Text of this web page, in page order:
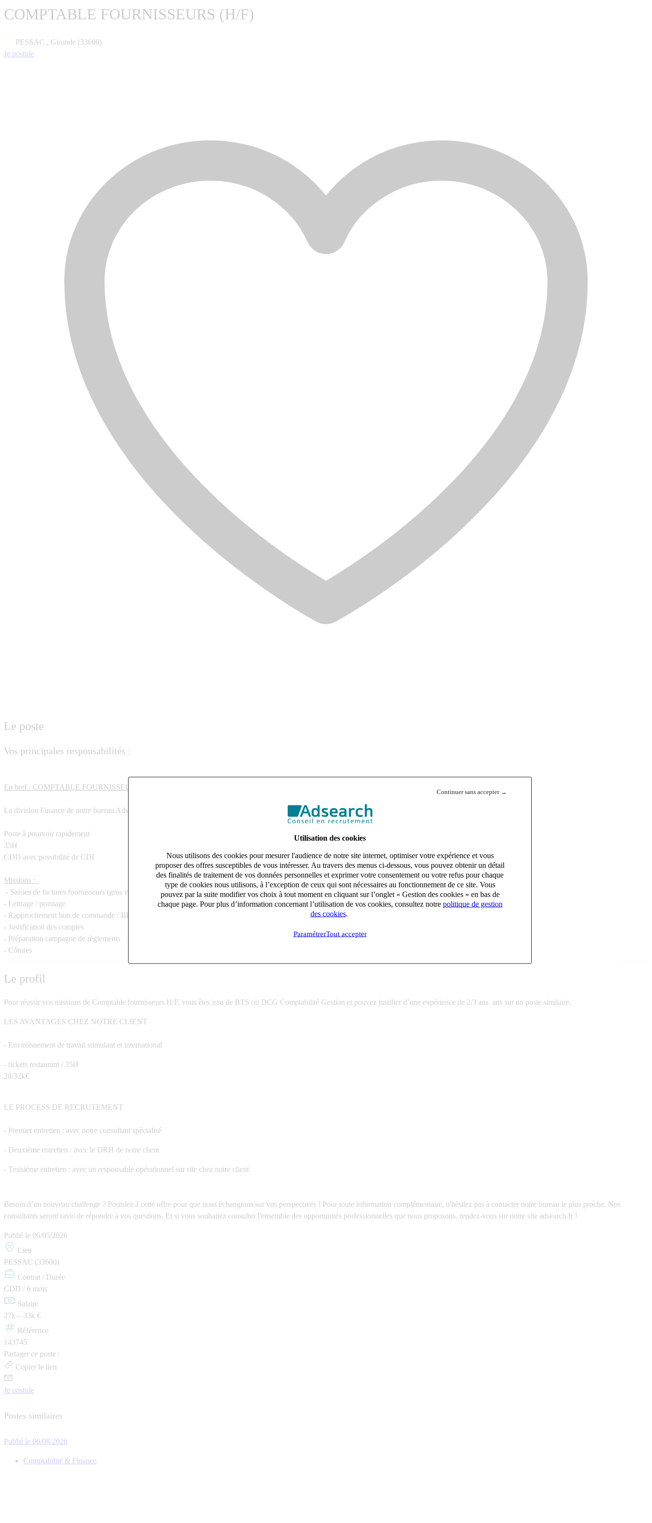
Continuer sans accepter →
Utilisation des cookies
Nous utilisons des cookies pour mesurer l'audience de notre site internet, optimiser votre expérience et vous
proposer des offres susceptibles de vous intéresser. Au travers des menus ci-dessous, vous pouvez obtenir un détail
des finalités de traitement de vos données personnelles et exprimer votre consentement ou votre refus pour chaque
type de cookies nous utilisons, à l’exception de ceux qui sont nécessaires au fonctionnement de ce site. Vous
pouvez par la suite modifier vos choix à tout moment en cliquant sur l’onglet « Gestion des cookies » en bas de
chaque page. Pour plus d’information concernant l’utilisation de vos cookies, consultez notre politique de gestion
des cookies.
ParamétrerTout accepter
COMPTABLE FOURNISSEURS (H/F)
PESSAC , Gironde (33600)
Je postule
Le poste
Vos principales responsabilités :
En bref : COMPTABLE FOURNISSEURS – CDD avec perspective de CDI – Pessac – rémunération : 28/32k€
La division Finance de notre bureau Adsearch Mérignac recherche pour son client, une belle PME en croissance , un Comptable fournisseurs (H/F) sur Pessac.
Poste à pourvoir rapidement
35H
CDD avec possibilité de CDI
Missions :
- Saisies de factures fournisseurs (gros volume)
- Lettrage / pointage
- Rapprochement bon de commande / BL
- Justification des comptes
- Préparation campagne de règlements
- Côtures
Le profil
Pour réussir vos missions de Comptable fournisseurs H/F, vous êtes issu de BTS ou DCG Comptabilité Gestion et pouvez justifier d’une expérience de 2/3 ans ans sur un poste similaire.
LES AVANTAGES CHEZ NOTRE CLIENT
- Environnement de travail stimulant et international
- tickets restaurant / 35H
28/32k€
LE PROCESS DE RECRUTEMENT
- Premier entretien : avec notre consultant spécialisé
- Deuxième entretien : avec le DRH de notre client
- Troisième entretien : avec un responsable opérationnel sur site chez notre client
Besoin d’un nouveau challenge ? Postulez à cette offre pour que nous échangions sur vos perspectives ! Pour toute information complémentaire, n'hésitez pas à contacter notre bureau le plus proche. Nos
consultants seront ravis de répondre à vos questions. Et si vous souhaitez consulter l'ensemble des opportunités professionnelles que nous proposons, rendez-vous sur notre site adsearch.fr !
Publié le 06/05/2026
Lieu
PESSAC (33600)
Contrat / Durée
CDD / 6 mois
Salaire
27k – 33k €
Référence
143745
Partager ce poste :
Copier le lien
Je postule
Postes similaires
Publié le 06/08/2026
Comptabilité & Finance